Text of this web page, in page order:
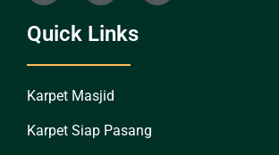
Quick Links
Karpet Masjid
Karpet Siap Pasang